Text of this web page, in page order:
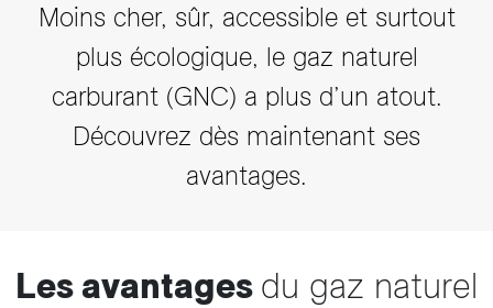
Moins cher, sûr, accessible et surtout
plus écologique, le gaz naturel
carburant (GNC) a plus d’un atout.
Découvrez dès maintenant ses
avantages.
Les avantages du gaz naturel